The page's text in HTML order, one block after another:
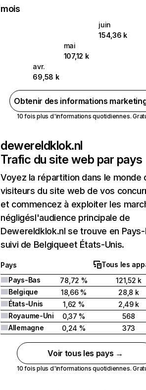
mois
juin
154,36 k
mai
107,12 k
avr.
69,58 k
Obtenir des informations
10 fois plus d'informations quotidiennes.
dewereldklok.nl
Trafic du site web par pays
Voyez la répartition dans le monde
visiteurs du site web de vos
et commencez à exploiter les
négligésl'audience principale de
Dewereldklok.nl se trouve en
suivi de Belgiqueet États-Unis.
Pays
Tous les
Pays-Bas
78,72 %
121,52 k
Belgique
18,66 %
28,8 k
États-Unis
1,62 %
2,49 k
Royaume-Uni
0,37 %
568
Allemagne
0,24 % 373
Voir tous les pays →
10 fois plus d'informations quotidiennes.